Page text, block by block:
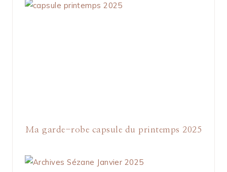
Ma garde-robe capsule du printemps 2025